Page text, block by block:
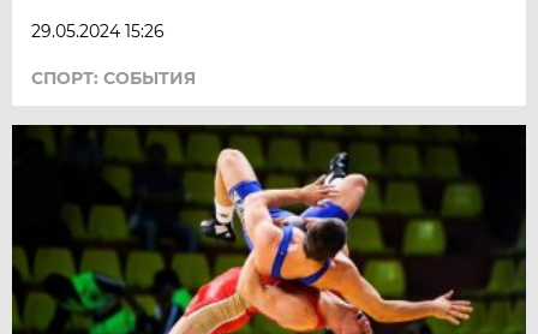
29.05.2024 15:26
СПОРТ: СОБЫТИЯ